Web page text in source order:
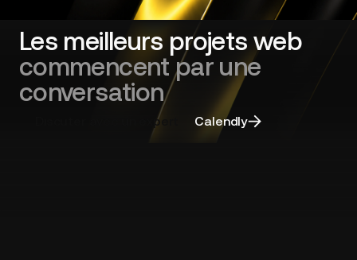
Les meilleurs projets web
commencent par une
conversation
Discuter avec un expert Calendly